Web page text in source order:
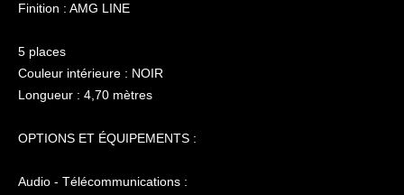
Finition : AMG LINE
5 places
Couleur intérieure : NOIR
Longueur : 4,70 mètres
OPTIONS ET ÉQUIPEMENTS :
Audio - Télécommunications :